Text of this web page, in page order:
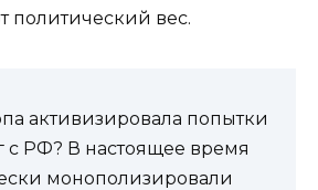
вес.
активизировала попытки
с РФ? В настоящее время
монополизировали